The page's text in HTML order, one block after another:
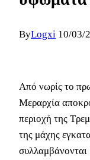
ByLogxi 10/03/
Από νωρίς το
Μεραρχία
περιοχή της
της μάχης